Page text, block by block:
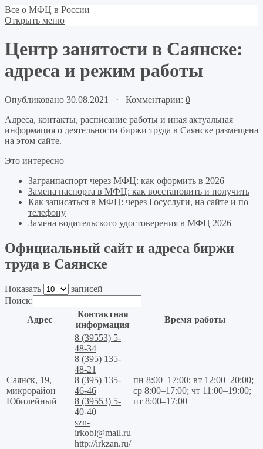
Все о МФЦ в России
Открыть меню
Центр занятости в Саянске:
адреса и режим работы
Опубликовано 30.08.2021 · Комментарии: 0
Адреса, контакты, расписание работы и иная актуальная
информация о деятельности биржи труда в Саянске размещена
на этом сайте.
Это интересно
Загранпаспорт через МФЦ: как оформить в 2026
Замена паспорта в МФЦ: как восстановить и получить
Как записаться в МФЦ: через Госуслуги, на сайте и по
телефону
Замена водительского удостоверения в МФЦ 2026
Официальный сайт и адреса биржи
труда в Саянске
Показать
записей
Поиск:
Адрес
Контактная
информация
Время работы
Саянск, 19,
микрорайон
Юбилейный
8 (39553) 5-
48-34
8 (395) 135-
48-21
8 (395) 135-
46-46
8 (39553) 5-
40-40
szn-
irkobl@mail.ru
http://irkzan.ru/
пн 8:00–17:00; вт 12:00–20:00;
ср 8:00–17:00; чт 11:00–19:00;
пт 8:00–17:00